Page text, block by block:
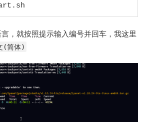
，就按照提示输入编号并回车，我这里
(简体)